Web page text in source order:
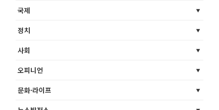
국제
정치
사회
오피니언
문화·라이프